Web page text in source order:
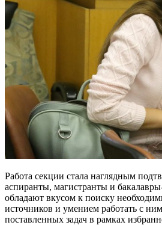
Работа секции стала наглядным
аспиранты, магистранты и
обладают вкусом к поиску
источников и умением работать с
поставленных задач в рамках